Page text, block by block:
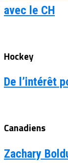
avec le CH
Hockey
De l’intérêt
Canadiens
Zachary